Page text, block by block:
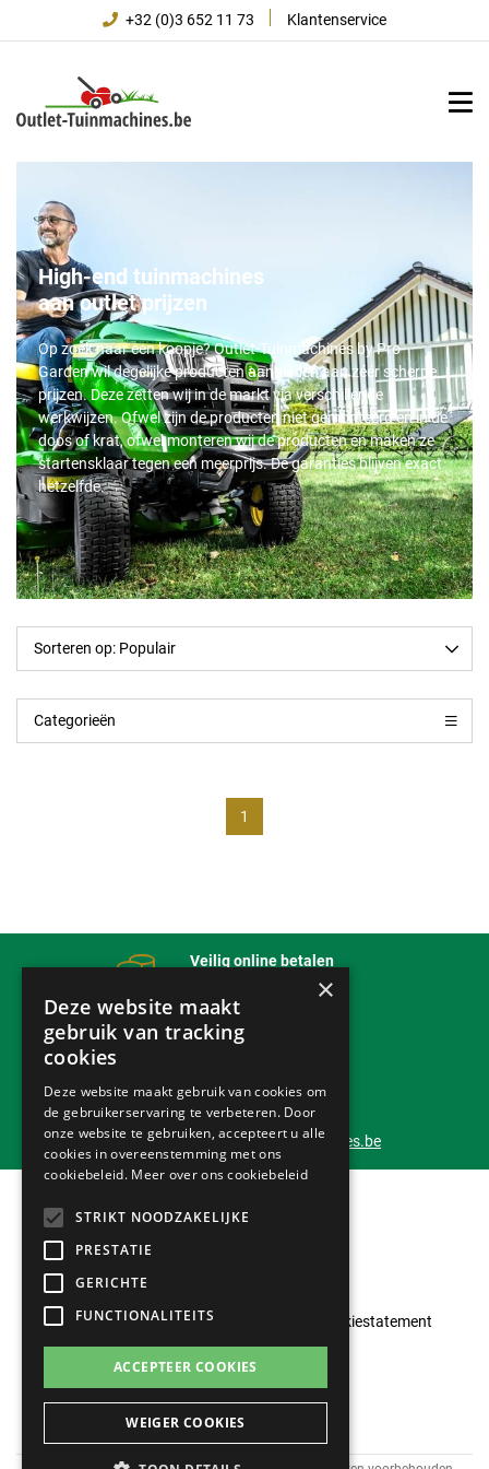
+32 (0)3 652 11 73 Klantenservice
High-end tuinmachines
aan outlet prijzen
Op zoek naar een koopje? Outlet-Tuinmachines by Pro-
Garden wil degelijke producten aanbieden aan zéér scherpe
prijzen. Deze zetten wij in de markt via verschillende
werkwijzen. Ofwel zijn de producten niet gemonteerd en in de
doos of krat, ofwel monteren wij de producten en maken ze
startensklaar tegen een meerprijs. De garanties blijven exact
hetzelfde.
Categorieën
1
Veilig online betalen
mollie
Bezorging
Klantendienst 24/7
info@outlet-tuinmachines.be
Klantenservice Privacyverklaring
Cookiestatement
×
Deze website maakt
gebruik van tracking
cookies
Deze website maakt gebruik van cookies om
de gebruikerservaring te verbeteren. Door
onze website te gebruiken, accepteert u alle
cookies in overeenstemming met ons
cookiebeleid. Meer over ons cookiebeleid
STRIKT NOODZAKELIJKE
PRESTATIE
GERICHTE
FUNCTIONALITEITS
ACCEPTEER COOKIES
WEIGER COOKIES